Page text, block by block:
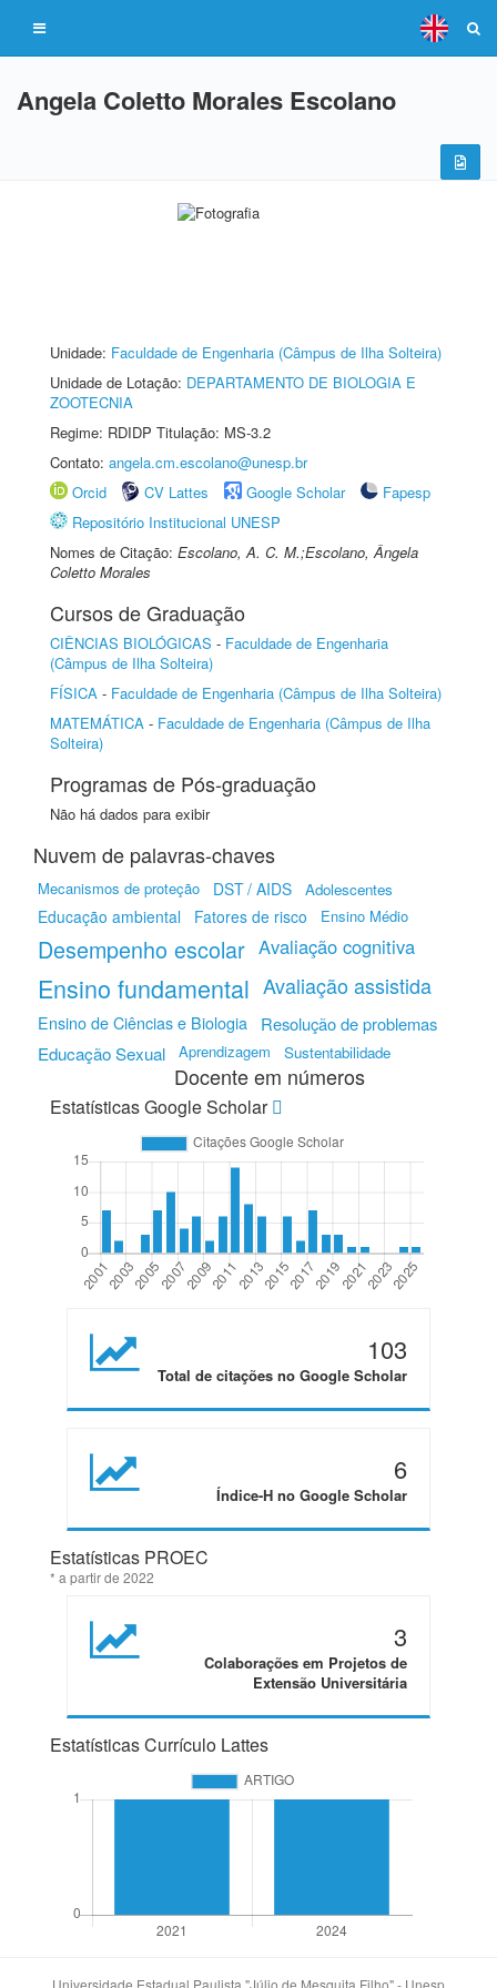
Angela Coletto Morales Escolano
Unidade: Faculdade de Engenharia (Câmpus de Ilha Solteira)
Unidade de Lotação: DEPARTAMENTO DE BIOLOGIA E
ZOOTECNIA
Regime: RDIDP Titulação: MS-3.2
Contato: angela.cm.escolano@unesp.br
Orcid
CV Lattes Google Scholar
Fapesp
Repositório Institucional UNESP
Nomes de Citação: Escolano, A. C. M.;Escolano, Ângela
Coletto Morales
Cursos de Graduação
CIÊNCIAS BIOLÓGICAS - Faculdade de Engenharia
(Câmpus de Ilha Solteira)
FÍSICA - Faculdade de Engenharia (Câmpus de Ilha Solteira)
MATEMÁTICA - Faculdade de Engenharia (Câmpus de Ilha
Solteira)
Programas de Pós-graduação
Não há dados para exibir
Nuvem de palavras-chaves
Mecanismos de proteção DST / AIDS Adolescentes
Educação ambiental Fatores de risco Ensino Médio
Desempenho escolar Avaliação cognitiva
Ensino fundamental Avaliação assistida
Ensino de Ciências e Biologia Resolução de problemas
Educação Sexual Aprendizagem Sustentabilidade
Docente em números
Estatísticas Google Scholar
103
Total de citações no Google Scholar
6
Índice-H no Google Scholar
Estatísticas PROEC
* a partir de 2022
3
Colaborações em Projetos de
Extensão Universitária
Estatísticas Currículo Lattes
Universidade Estadual Paulista "Júlio de Mesquita Filho" - Unesp